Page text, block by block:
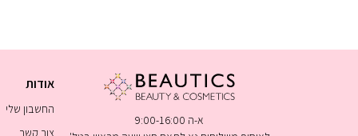
אודות
החשבון שלי
צור קשר
א-ה 9:00-16:00